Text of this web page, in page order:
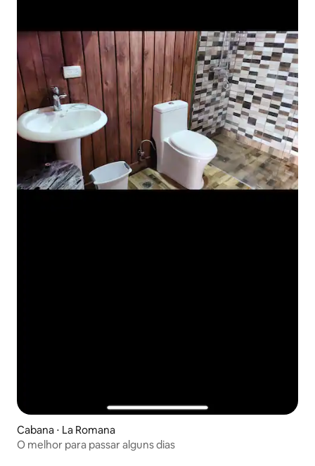
Cabana ⋅ La Romana
O melhor para passar alguns dias